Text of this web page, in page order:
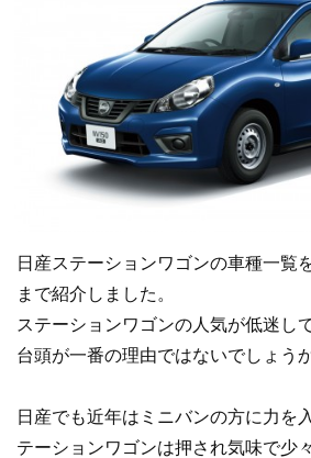
日産ステーションワゴンの車種一覧
まで紹介しました。
ステーションワゴンの人気が低迷し
台頭が一番の理由ではないでしょうか
日産でも近年はミニバンの方に力を
テーションワゴンは押され気味で少